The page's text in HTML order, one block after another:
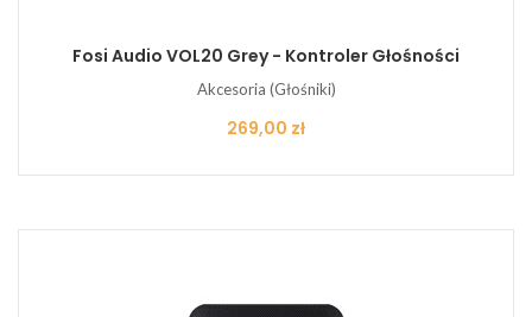
Fosi Audio VOL20 Grey - Kontroler Głośności
Akcesoria (Głośniki)
Cena
269,00 zł